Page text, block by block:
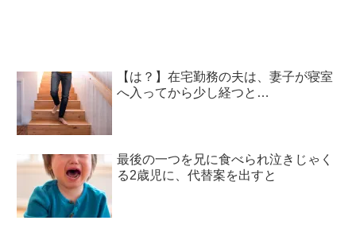
【は？】在宅勤務の夫は、妻子が寝室
へ入ってから少し経つと…
最後の一つを兄に食べられ泣きじゃく
る2歳児に、代替案を出すと